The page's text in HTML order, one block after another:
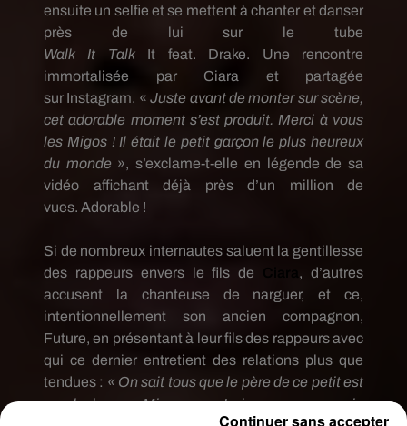
ensuite un selfie et se mettent à chanter et danser
près de lui sur le tube
Walk It Talk It feat. Drake.
Une rencontre
immortalisée par
Ciara et partagée
sur Instagram. «Juste avant de monter sur scène,
cet adorable moment s’est produit. Merci à vous
les Migos!Il était le petit garçon le plus heureux
du monde», s’exclame-t-elle en légende de sa
vidéo affichant déjà près d’un million de
vues. Adorable !
Si de nombreux internautes saluent la gentillesse
des rappeurs envers le fils de
, d’autres
accusent la chanteuse de narguer, et ce,
intentionnellement son ancien compagnon,
Future, en présentant à leur fils des rappeurs avec
qui ce dernier entretient des relations plus que
tendues : « On sait tous que le père de ce petit est
en clash avecMigos», « Je jure que ce gamin
Continuer sans accepter